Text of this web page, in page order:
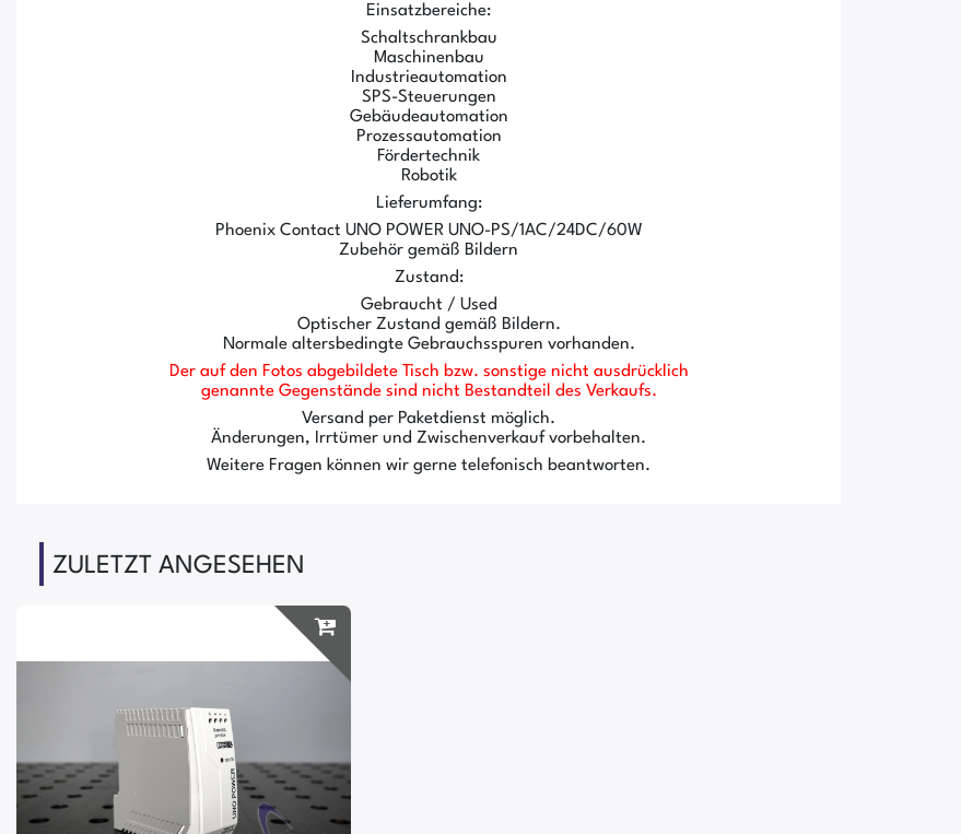
Einsatzbereiche:
Schaltschrankbau
Maschinenbau
Industrieautomation
SPS-Steuerungen
Gebäudeautomation
Prozessautomation
Fördertechnik
Robotik
Lieferumfang:
Phoenix Contact UNO POWER UNO-PS/1AC/24DC/60W
Zubehör gemäß Bildern
Zustand:
Gebraucht / Used
Optischer Zustand gemäß Bildern.
Normale altersbedingte Gebrauchsspuren vorhanden.
Der auf den Fotos abgebildete Tisch bzw. sonstige nicht ausdrücklich
genannte Gegenstände sind nicht Bestandteil des Verkaufs.
Versand per Paketdienst möglich.
Änderungen, Irrtümer und Zwischenverkauf vorbehalten.
Weitere Fragen können wir gerne telefonisch beantworten.
ZULETZT ANGESEHEN